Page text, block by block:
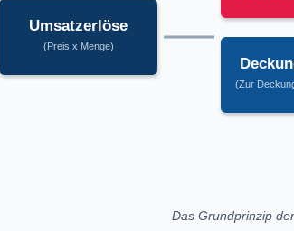
Umsatzerlöse
(Preis x Menge)
(Zur
Das Grundprinzip